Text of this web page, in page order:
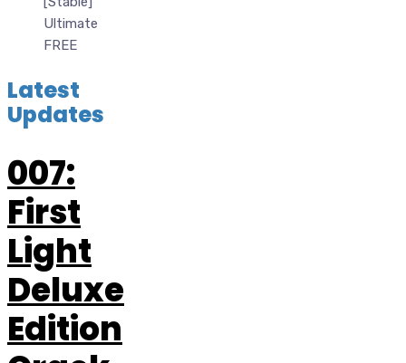
Ultimate
FREE
Latest
Updates
007:
First
Light
Deluxe
Edition